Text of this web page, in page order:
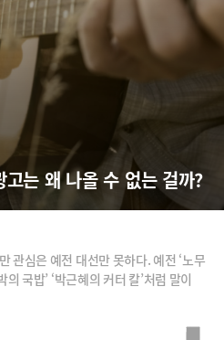
고는 왜 나올 수 없는 걸까?
관심은 예전 대선만 못하다. 예전 ‘노무
의 국밥’ ‘박근혜의 커터 칼’처럼 말이